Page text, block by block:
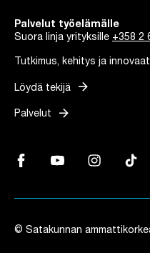
Palvelut työelämälle
Suora linja yrityksille +358 2
Tutkimus, kehitys ja
Löydä tekijä arrow_forward
Palvelut arrow_forward
Facebook, Linkki avautuu
YouTube, Linkki
Instagram,
© Satakunnan